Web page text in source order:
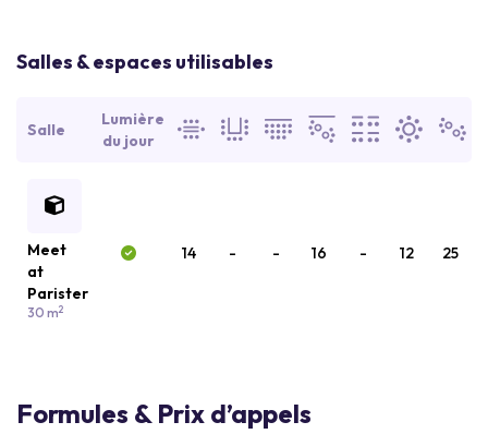
Salles & espaces utilisables
Salle
Lumière
du jour
Meet
at
Parister
30 m2
14 - - 16 - 12 25
Formules & Prix d’appels